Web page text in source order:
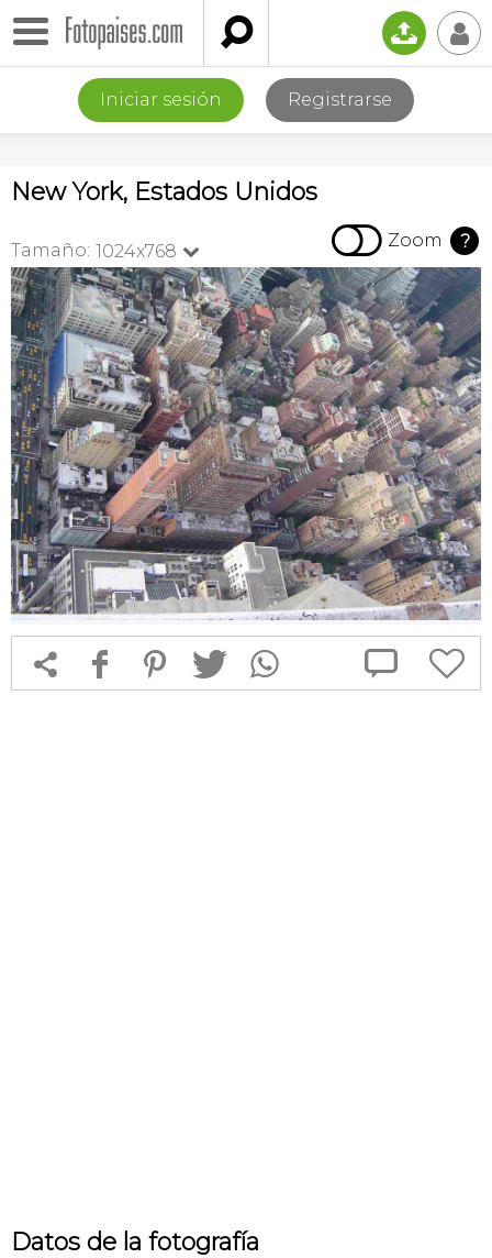
 📤 👤
Iniciar sesión Registrarse
New York, Estados Unidos
Tamaño: 1024x768   Zoom ?
 f 1 T  
Datos de la fotografía